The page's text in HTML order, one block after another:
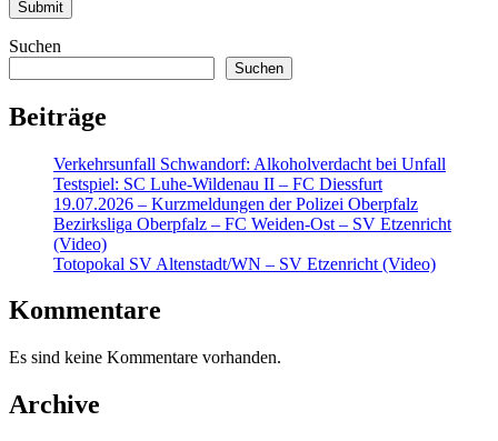
Suchen
Suchen
Beiträge
Verkehrsunfall Schwandorf: Alkoholverdacht bei Unfall
Testspiel: SC Luhe-Wildenau II – FC Diessfurt
19.07.2026 – Kurzmeldungen der Polizei Oberpfalz
Bezirksliga Oberpfalz – FC Weiden-Ost – SV Etzenricht
(Video)
Totopokal SV Altenstadt/WN – SV Etzenricht (Video)
Kommentare
Es sind keine Kommentare vorhanden.
Archive